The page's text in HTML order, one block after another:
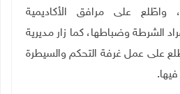
واطّلع على مرافق الأكاديمية
الشرطة وضباطها، كما زار مديرية
على عمل غرفة التحكم والسيطرة
.